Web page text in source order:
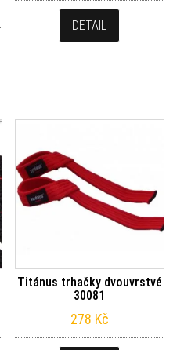
DETAIL
Titánus trhačky dvouvrstvé
30081
278 Kč